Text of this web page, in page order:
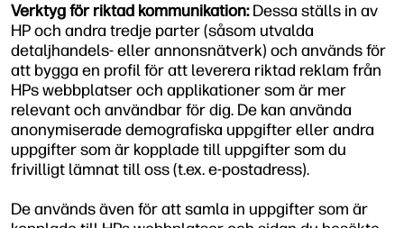
Verktyg för riktad kommunikation:Dessa ställs in av
HP och andra tredje parter (såsom utvalda
detaljhandels- eller annonsnätverk) och används för
att bygga en profil för att leverera riktad reklam från
HPs webbplatser och applikationer som är mer
relevant och användbar för dig. De kan använda
anonymiserade demografiska uppgifter eller andra
uppgifter som är kopplade till uppgifter som du
frivilligt lämnat till oss (t.ex. e-postadress).
De används även för att samla in uppgifter som är